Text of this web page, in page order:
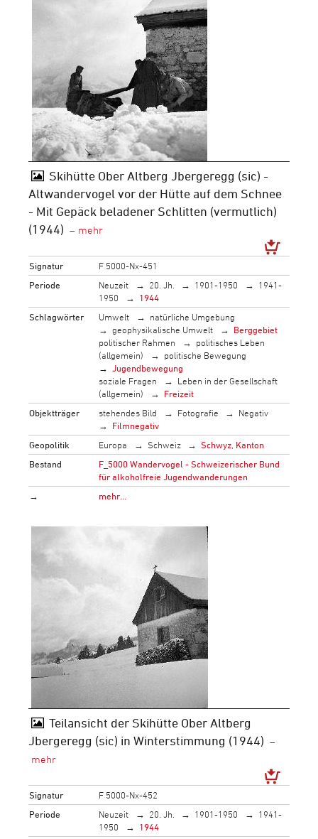
Skihütte Ober Altberg Jbergeregg (sic) -
Altwandervogel vor der Hütte auf dem Schnee
- Mit Gepäck beladener Schlitten (vermutlich)
(1944)
Signatur
F 5000-Nx-451
Periode
Neuzeit 20. Jh. 1901-1950
1941-
1950
1944
Schlagwörter
Umwelt
natürliche Umgebung
geophysikalische Umwelt
Berggebiet
politischer Rahmen
politisches Leben
(allgemein)
politische Bewegung
Jugendbewegung
soziale Fragen
Leben in der Gesellschaft
(allgemein)
Freizeit
Objektträger
stehendes Bild Fotografie
Negativ
Filmnegativ
Geopolitik
Europa Schweiz
Schwyz, Kanton
Bestand
F_5000 Wandervogel - Schweizerischer Bund
für alkoholfreie Jugendwanderungen
→
mehr…
Teilansicht der Skihütte Ober Altberg
Jbergeregg (sic) in Winterstimmung (1944)
Signatur
F 5000-Nx-452
Periode
Neuzeit 20. Jh. 1901-1950
1941-
1950
1944